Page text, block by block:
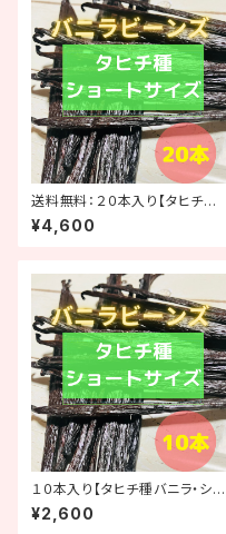
送料無料：２０本入り【タヒチ種
バニラ・ショートサイズ（14-15c
m）】
¥4,600
１０本入り【タヒチ種バニラ・ショ
ートサイズ（14-15cm）】
¥2,600